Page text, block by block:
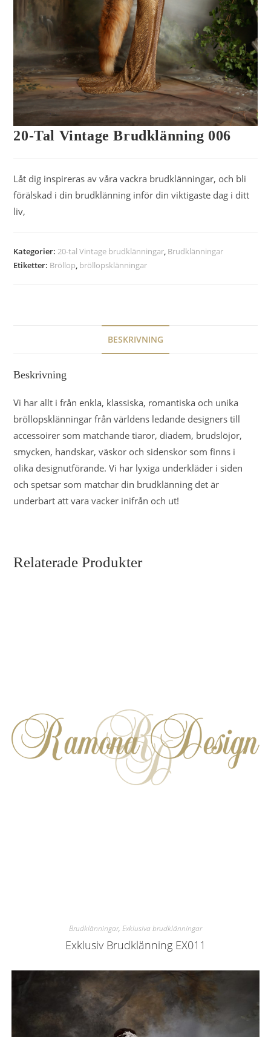
20-Tal Vintage Brudklänning 006
Låt dig inspireras av våra vackra brudklänningar, och bli
förälskad i din brudklänning inför din viktigaste dag i ditt
liv,
Kategorier: 20-tal Vintage brudklänningar Brudklänningar
Etiketter: Bröllop bröllopsklänningar
BESKRIVNING
Beskrivning
Vi har allt i från enkla, klassiska, romantiska och unika
bröllopsklänningar från världens ledande designers till
accessoirer som matchande tiaror, diadem, brudslöjor,
smycken, handskar, väskor och sidenskor som finns i
olika designutförande. Vi har lyxiga underkläder i siden
och spetsar som matchar din brudklänning det är
underbart att vara vacker inifrån och ut!
Relaterade Produkter
Brudklänningar, Exklusiva brudklänningar
Exklusiv Brudklänning EX011